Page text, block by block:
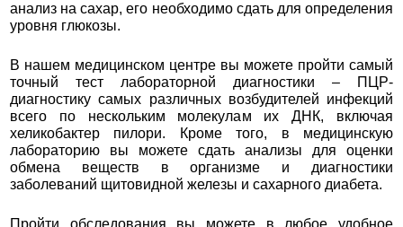
анализ на сахар, его необходимо сдать для определения
уровня глюкозы.
В нашем медицинском центре вы можете пройти самый
точный тест лабораторной диагностики – ПЦР-
диагностику самых различных возбудителей инфекций
всего по нескольким молекулам их ДНК, включая
хеликобактер пилори. Кроме того, в медицинскую
лабораторию вы можете сдать анализы для оценки
обмена веществ в организме и диагностики
заболеваний щитовидной железы и сахарного диабета.
Пройти обследования вы можете в любое удобное